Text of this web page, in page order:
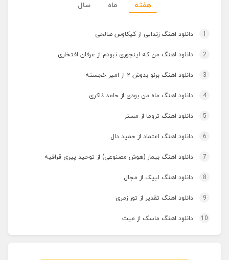
هفته ماه سال
1 دانلود اهنگ زندایی از کیکاوس صالحی
2 دانلود اهنگ من که اینجوری نبودم از عرفان افتخاری
3 دانلود اهنگ برنو بدوش ۲ از امیر خجسته
4 دانلود اهنگ ماه من بودی از حامد ذاکری
5 دانلود اهنگ تروما از مستر
6 دانلود اهنگ اعتماد از حمید دال
7 دانلود اهنگ بیمار (هوش مصنوعی) از توحید پیری قراقیه
8 دانلود اهنگ لبیک از مجال
9 دانلود اهنگ تقدیر از تور زمری
10 دانلود اهنگ ماسک از میث